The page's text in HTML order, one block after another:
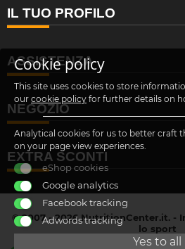
IL TUO PROFILO
ASSISTENZA
NEGOZIO
EXTRA SCONTI
© 2007 - 2026 NutritionCenter.it. -
lo sport
Cookie policy
This site uses cookies to store
our cookie policy for further details on
Analytical cookies for us to better craft
on your page view experiences.
eShop cookies
Google analytics
Facebook tracking
Adwords tracking
Yes to all